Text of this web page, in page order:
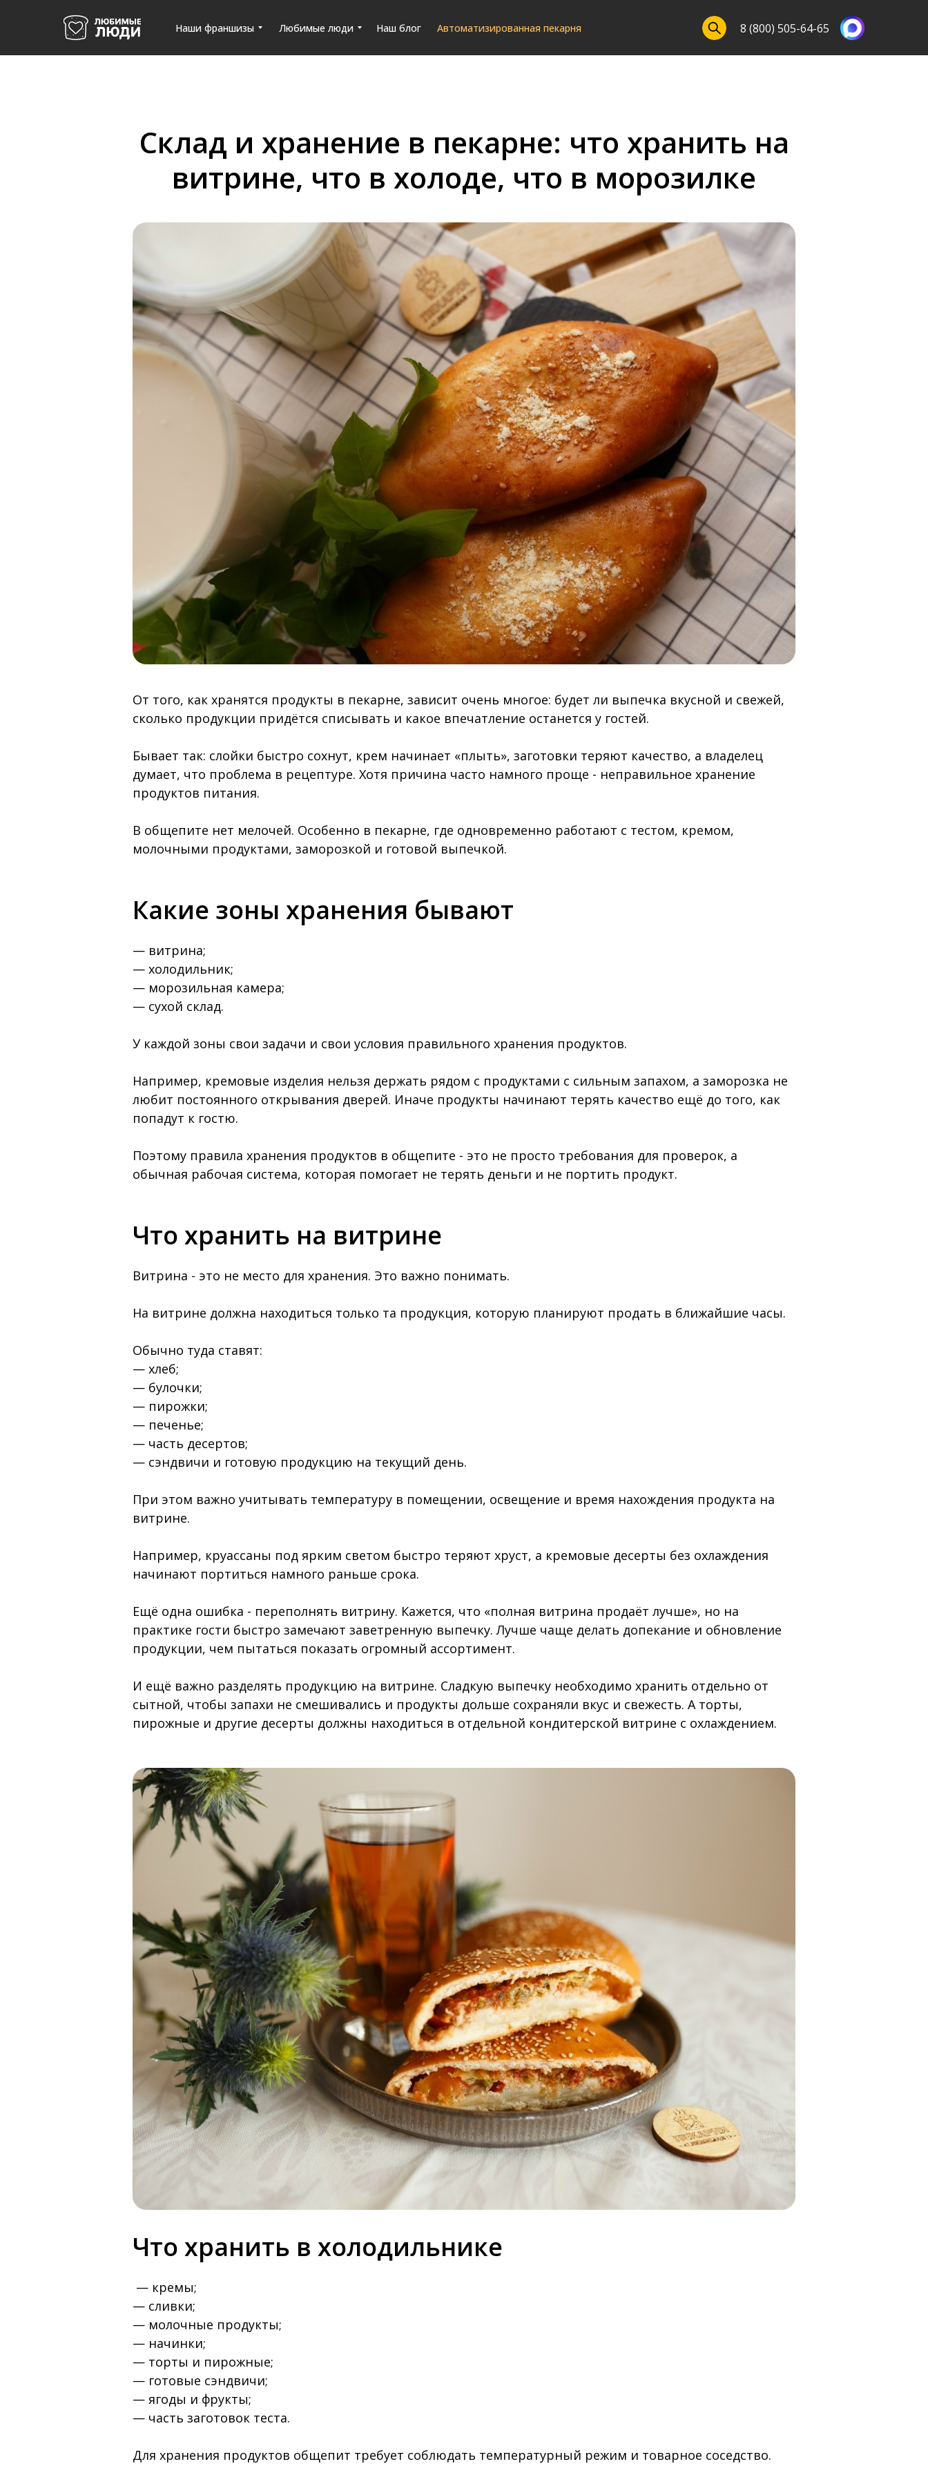
Наши франшизы Любимые люди Наш блог Автоматизированная пекарня 8 (800) 505-64-65
Склад и хранение в пекарне: что хранить на
витрине, что в холоде, что в морозилке
От того, как хранятся продукты в пекарне, зависит очень многое: будет ли выпечка вкусной и свежей,
сколько продукции придётся списывать и какое впечатление останется у гостей.
Бывает так: слойки быстро сохнут, крем начинает «плыть», заготовки теряют качество, а владелец
думает, что проблема в рецептуре. Хотя причина часто намного проще - неправильное хранение
продуктов питания.
В общепите нет мелочей. Особенно в пекарне, где одновременно работают с тестом, кремом,
молочными продуктами, заморозкой и готовой выпечкой.
Какие зоны хранения бывают
— витрина;
— холодильник;
— морозильная камера;
— сухой склад.
У каждой зоны свои задачи и свои условия правильного хранения продуктов.
Например, кремовые изделия нельзя держать рядом с продуктами с сильным запахом, а заморозка не
любит постоянного открывания дверей. Иначе продукты начинают терять качество ещё до того, как
попадут к гостю.
Поэтому правила хранения продуктов в общепите - это не просто требования для проверок, а
обычная рабочая система, которая помогает не терять деньги и не портить продукт.
Что хранить на витрине
Витрина - это не место для хранения. Это важно понимать.
На витрине должна находиться только та продукция, которую планируют продать в ближайшие часы.
Обычно туда ставят:
— хлеб;
— булочки;
— пирожки;
— печенье;
— часть десертов;
— сэндвичи и готовую продукцию на текущий день.
При этом важно учитывать температуру в помещении, освещение и время нахождения продукта на
витрине.
Например, круассаны под ярким светом быстро теряют хруст, а кремовые десерты без охлаждения
начинают портиться намного раньше срока.
Ещё одна ошибка - переполнять витрину. Кажется, что «полная витрина продаёт лучше», но на
практике гости быстро замечают заветренную выпечку. Лучше чаще делать допекание и обновление
продукции, чем пытаться показать огромный ассортимент.
И ещё важно разделять продукцию на витрине. Сладкую выпечку необходимо хранить отдельно от
сытной, чтобы запахи не смешивались и продукты дольше сохраняли вкус и свежесть. А торты,
пирожные и другие десерты должны находиться в отдельной кондитерской витрине с охлаждением.
Что хранить в холодильнике
— кремы;
— сливки;
— молочные продукты;
— начинки;
— торты и пирожные;
— готовые сэндвичи;
— ягоды и фрукты;
— часть заготовок теста.
Для хранения продуктов общепит требует соблюдать температурный режим и товарное соседство.